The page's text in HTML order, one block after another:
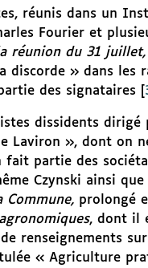
réunis dans un
Fourier et
réunion du 31 juillet,
discorde » dans les
des signataires
dissidents dirigé
Laviron », dont on
fait partie des
Czynski ainsi
Commune, prolongé
, dont il
renseignements
« Agriculture